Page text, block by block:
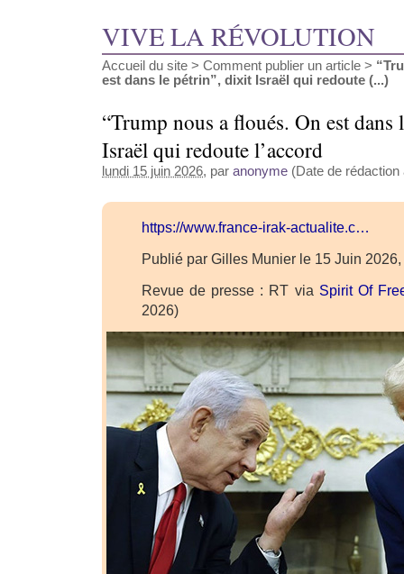
VIVE LA RÉVOLUTION
Accueil du site > Comment publier un article >
est dans le pétrin”, dixit Israël qui redoute (...)
“Trump nous a floués. On est
Israël qui redoute l’accord
lundi 15 juin 2026, par anonyme (Date de rédaction
https://www.france-irak-actualite.c…
Publié par Gilles Munier le 15 Juin
Revue de presse : RT via Spirit Of
2026)